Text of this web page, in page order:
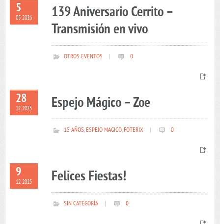
5
05 2026
139 Aniversario Cerrito –
Transmisión en vivo
OTROS EVENTOS 0
28
12 2025 Espejo Mágico – Zoe
15 AÑOS,ESPEJO MAGICO,FOTERIX 0
9
12 2025 Felices Fiestas!
SIN CATEGORÍA 0